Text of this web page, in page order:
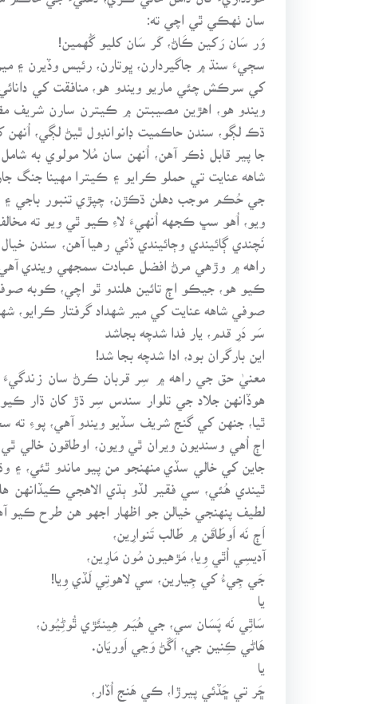
سان ٺهڪي ٿي اچي ته:
وَر سَان رَکين ڪَاڻ، کَر سَان کليو گُهمين!
سڄيءَ سنڌ ۾ جاگيردارن، ڀوتارن، رئيس وڏيرن ۽
کي سرڪش چئي ماريو ويندو هو، منافقت کي
ويندو هو، اهڙين مصيبتن ۾ ڪيترن سارن شريف
ڌڪ لڳو، سندن حاڪميت ڊانوانڊول ٿيڻ لڳي، اُنهن
جا پير قابل ذڪر آهن، اُنهن سان مُلا مولوي به
شاهه عنايت تي حملو ڪرايو ۽ ڪيترا مهينا
جي حُڪم موجب دهلن ڌڪڙن، چپڙي تنبور باجي ۽
ويو، اُهو سڀ ڪجهه اُنهيءَ لاءِ ڪيو ٿي ويو ته
نَچندي ڳائيندي وڄائيندي ڏئي رهيا آهن، سندن
راهه ۾ وڙهي مرڻ افضل عبادت سمجهي ويندي
صوفي شاهه عنايت کي مير شهداد گرفتار
سَر دَرِ قدم، يار فدا شدچه بجاشد
اين بارگران بود، ادا شدچه بجا شد!
معنيٰ حق جي راهه ۾ سِر قربان ڪرڻ سان زندگيءَ
هوڏانهن جلاد جي تلوار سندس سِر ڌڙ کان ڌار
ٿيا، جنهن کي گنج شريف سڏيو ويندو آهي، پوءِ ته
اڄ اُهي وسنديون ويران ٿي ويون، اوطاقون خالي
جاين کي خالي سڏي منهنجو من پيو ماندو ٿئي،
ٿيندي هُئي، سي فقير لڏو ٻڌي الاهجي ڪيڏانهن
لطيف پنهنجي خيالن جو اظهار اجهو هن طرح ڪيو
اَڄ نَه اَوطَاقَن ۾ طَالب تَنوارِين،
آديسِي اُٿي وِيا، مَڙهيون مُون مَارِين،
جَي جِيءُ کي جِيارين، سي لاهوتِي لَڏي وِيا!
يا
سَاٿِي نَه پَسَان سي، جي هُيَم هِينئَڙي ٿُوڻِيُون،
هَاڻي ڪِنين جي، اَڱڻ وَڃي اَوريَان.
يا
ڇَر تي ڇَڏئي پيرڙا، ڪي هَنج اُڏار،